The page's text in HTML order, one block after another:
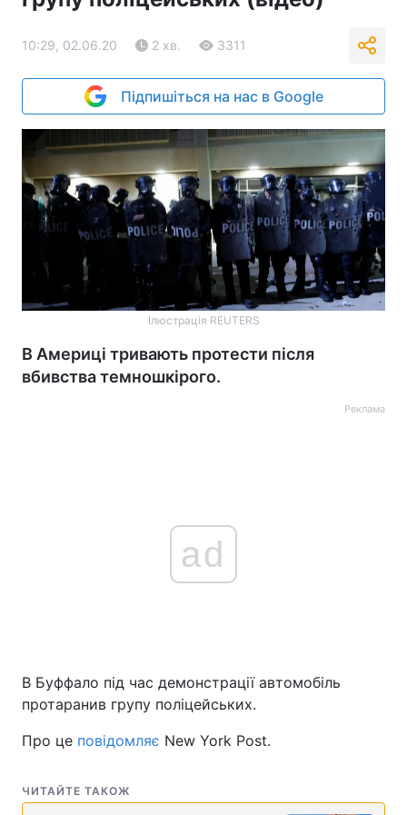
10:29, 02.06.20 2 хв. 3311
Підпишіться на нас в Google
Ілюстрація REUTERS
В Америці тривають протести після
вбивства темношкірого.
Реклама
ad
В Буффало під час демонстрації автомобіль
протаранив групу поліцейських.
Про це повідомляє New York Post.
ЧИТАЙТЕ ТАКОЖ